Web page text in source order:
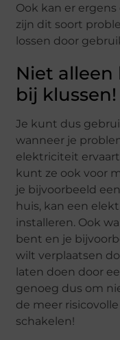
Ook kan er
zijn dit soort
lossen door
Niet
bij klussen!
Je kunt dus
wanneer je
elektriciteit
kunt ze ook voor
je bijvoorbeeld
huis, kan een
installeren. Ook
bent en je
wilt verplaatsen
laten doen door
genoeg dus om
de meer
schakelen!